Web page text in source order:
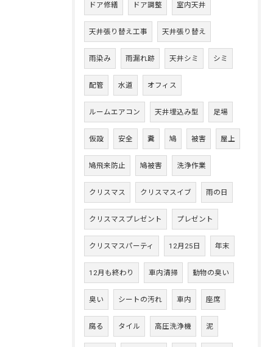
ドア修繕 ドア調整 室内天井
天井張り替え工事 天井張り替え
雨染み 雨漏れ跡 天井シミ シミ
配管 水道 オフィス
ルームエアコン 天井埋込み型 足場
仮設 安全 糞 鳩 被害 屋上
鳩飛来防止 鳩被害 洗浄作業
クリスマス クリスマスイブ 雨の日
クリスマスプレゼント プレゼント
クリスマスパーティ 12月25日 年末
12月も終わり 車内清掃 動物の臭い
臭い シートの汚れ 車内 座席
腐る タイル 高圧洗浄機 泥